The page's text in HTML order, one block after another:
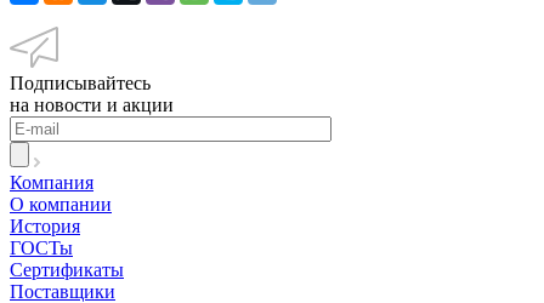
Подписывайтесь
на новости и акции
Компания
О компании
История
ГОСТы
Сертификаты
Поставщики